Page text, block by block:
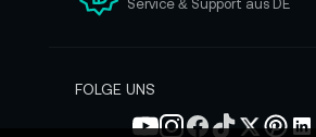
N
s
Service & Support aus DE
FOLGE UNS